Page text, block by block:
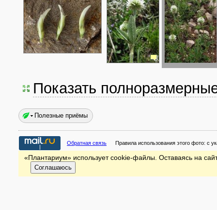
Показать
Полезные приёмы
Обратная связь Правила использования этого фото: с
«Плантариум» использует cookie-файлы. Оставаясь на
Соглашаюсь